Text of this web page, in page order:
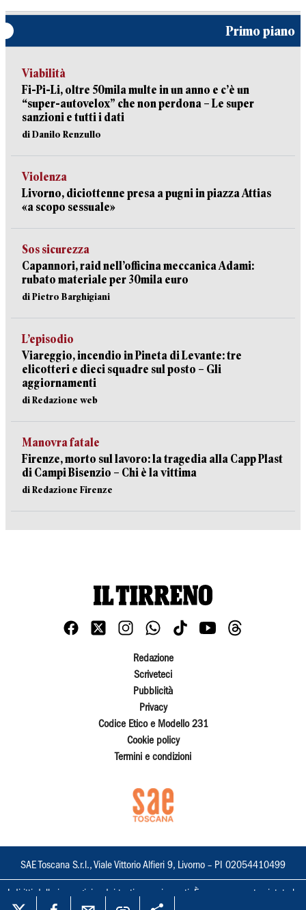
Primo piano
Viabilità
Fi-Pi-Li, oltre 50mila multe in un anno e c’è un
“super-autovelox” che non perdona – Le super
sanzioni e tutti i dati
di Danilo Renzullo
Violenza
Livorno, diciottenne presa a pugni in piazza Attias
«a scopo sessuale»
Sos sicurezza
Capannori, raid nell’officina meccanica Adami:
rubato materiale per 30mila euro
di Pietro Barghigiani
L’episodio
Viareggio, incendio in Pineta di Levante: tre
elicotteri e dieci squadre sul posto – Gli
aggiornamenti
di Redazione web
Manovra fatale
Firenze, morto sul lavoro: la tragedia alla Capp Plast
di Campi Bisenzio – Chi è la vittima
di Redazione Firenze
Redazione
Scriveteci
Pubblicità
Privacy
Codice Etico e Modello 231
Cookie policy
Termini e condizioni
SAE Toscana S.r.l., Viale Vittorio Alfieri 9, Livorno – PI 02054410499
I diritti delle immagini e dei testi sono riservati. È espressamente vietata la